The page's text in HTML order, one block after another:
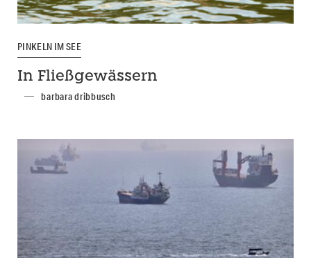
PINKELN IM SEE
In Fließgewässern
barbara dribbusch